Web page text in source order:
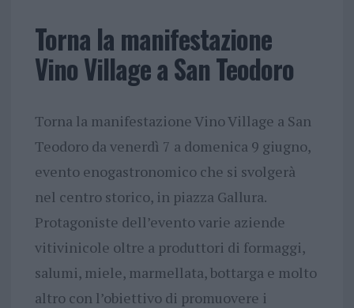
Torna la manifestazione
Vino Village a San Teodoro
Torna la manifestazione Vino Village a San
Teodoro da venerdì 7 a domenica 9 giugno,
evento enogastronomico che si svolgerà
nel centro storico, in piazza Gallura.
Protagoniste dell’evento varie aziende
vitivinicole oltre a produttori di formaggi,
salumi, miele, marmellata, bottarga e molto
altro con l’obiettivo di promuovere i